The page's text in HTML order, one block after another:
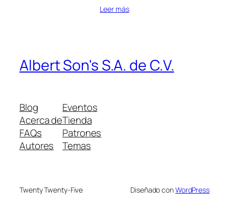
Leer más
Albert Son's S.A. de C.V.
Blog
Acerca de
FAQs
Autores
Eventos
Tienda
Patrones
Temas
Twenty Twenty-Five Diseñado conWordPress